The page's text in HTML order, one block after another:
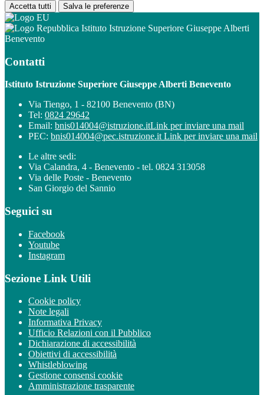
Accetta tutti Salva le preferenze
Istituto Istruzione Superiore Giuseppe Alberti
Benevento
Contatti
Istituto Istruzione Superiore Giuseppe Alberti Benevento
Via Tiengo, 1 - 82100 Benevento (BN)
Tel: 0824 29642
Email: bnis014004@istruzione.itLink per inviare una mail
PEC: bnis014004@pec.istruzione.it Link per inviare una mail
Le altre sedi:
Via Calandra, 4 - Benevento - tel. 0824 313058
Via delle Poste - Benevento
San Giorgio del Sannio
Seguici su
Facebook
Youtube
Instagram
Sezione Link Utili
Cookie policy
Note legali
Informativa Privacy
Ufficio Relazioni con il Pubblico
Dichiarazione di accessibilità
Obiettivi di accessibilità
Whistleblowing
Gestione consensi cookie
Amministrazione trasparente